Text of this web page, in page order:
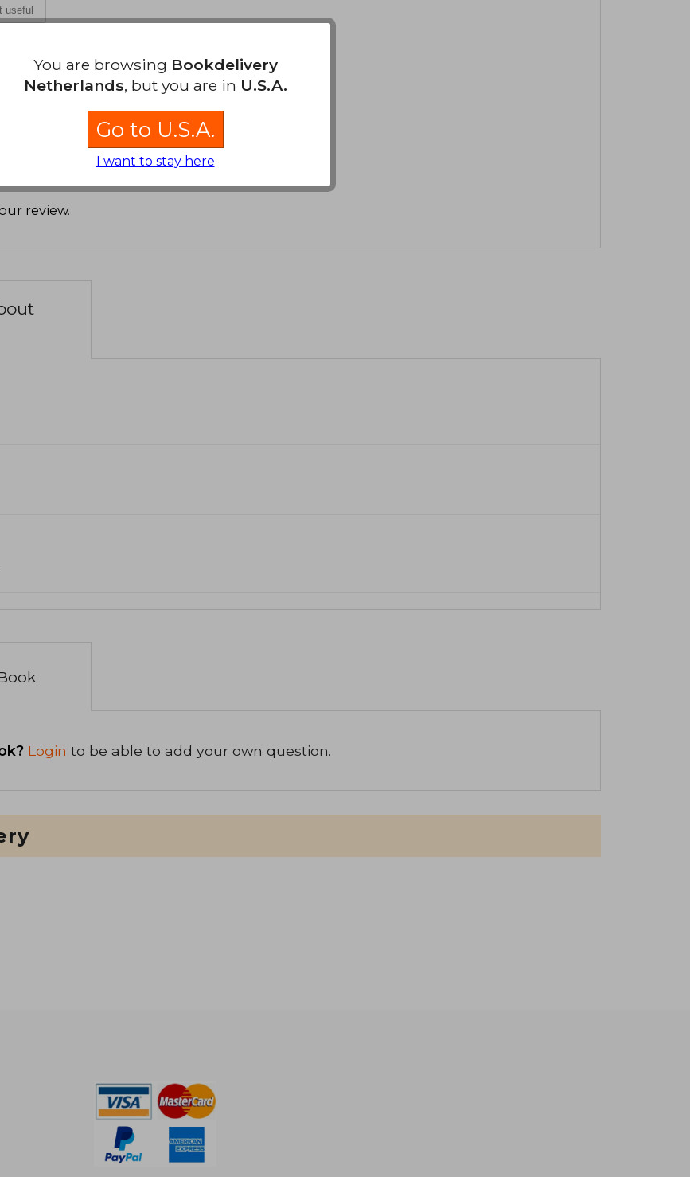
useful
19, 2025
useful
review.
Login to be able to add your own question.
You are browsing Bookdelivery
Netherlands, but you are in U.S.A.
Go to U.S.A.
I want to stay here